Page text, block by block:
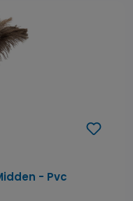
- Pvc